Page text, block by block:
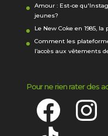
Amour : Est-ce
jeunes?
Le New Coke en 1985,
Comment les
l’accès aux vêtements
Pour ne rien rater des
Facebook Instagram
TikTok